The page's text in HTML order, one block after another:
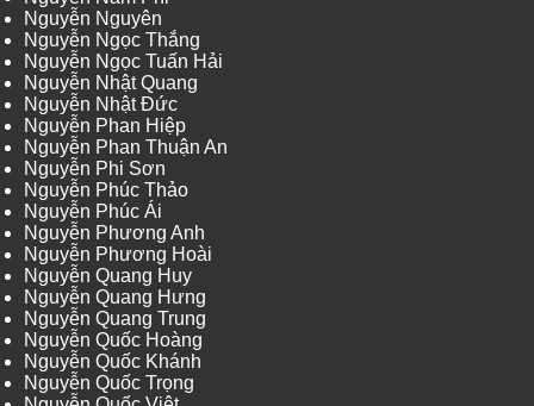
Nguyễn Nguyên
Nguyễn Ngọc Thắng
Nguyễn Ngọc Tuấn Hải
Nguyễn Nhật Quang
Nguyễn Nhật Đức
Nguyễn Phan Hiệp
Nguyễn Phan Thuận An
Nguyễn Phi Sơn
Nguyễn Phúc Thảo
Nguyễn Phúc Ái
Nguyễn Phương Anh
Nguyễn Phương Hoài
Nguyễn Quang Huy
Nguyễn Quang Hưng
Nguyễn Quang Trung
Nguyễn Quốc Hoàng
Nguyễn Quốc Khánh
Nguyễn Quốc Trọng